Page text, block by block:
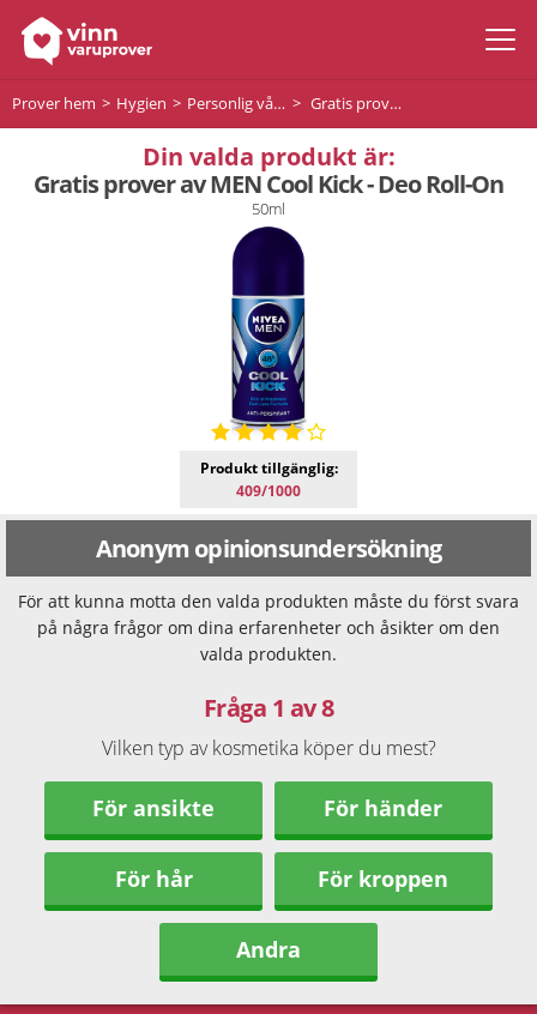
Prover hem Hygien Personlig vård Gratis prover av MEN Cool Kick - Deo Roll-On
Din valda produkt är:
Gratis prover av MEN Cool Kick - Deo Roll-On
50ml
Produkt tillgänglig:
409/1000
Anonym opinionsundersökning
För att kunna motta den valda produkten måste du först svara
på några frågor om dina erfarenheter och åsikter om den
valda produkten.
Fråga 1 av 8
Vilken typ av kosmetika köper du mest?
För ansikte För händer
För hår För kroppen
Andra